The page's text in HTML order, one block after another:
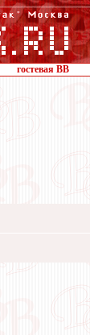
гостевая ВВ